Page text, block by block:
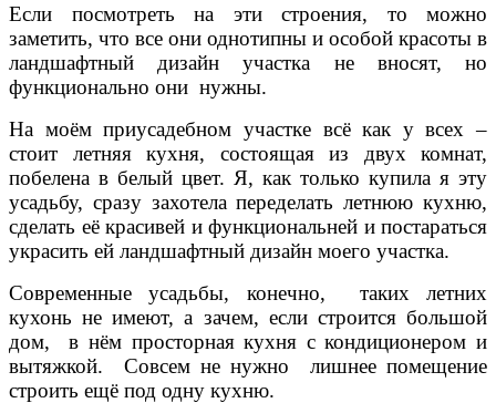
Если посмотреть на эти строения, то можно
заметить, что все они однотипны и особой красоты в
ландшафтный дизайн участка не вносят, но
функционально они нужны.
На моём приусадебном участке всё как у всех –
стоит летняя кухня, состоящая из двух комнат,
побелена в белый цвет. Я, как только купила я эту
усадьбу, сразу захотела переделать летнюю кухню,
сделать её красивей и функциональней и постараться
украсить ей ландшафтный дизайн моего участка.
Современные усадьбы, конечно, таких летних
кухонь не имеют, а зачем, если строится большой
дом, в нём просторная кухня с кондиционером и
вытяжкой. Совсем не нужно лишнее помещение
строить ещё под одну кухню.